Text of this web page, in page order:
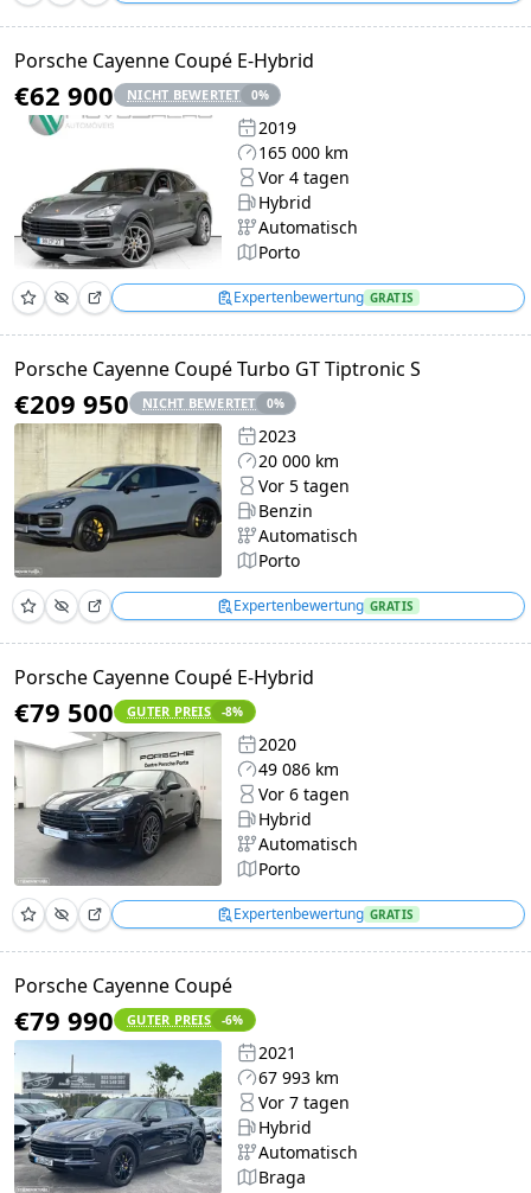
Porsche Cayenne Coupé E-Hybrid
€62 900 NICHT BEWERTET 0%
2019
165 000 km
Vor 4 tagen
Hybrid
Automatisch
Porto
Expertenbewertung GRATIS
Porsche Cayenne Coupé Turbo GT Tiptronic S
€209 950 NICHT BEWERTET 0%
2023
20 000 km
Vor 5 tagen
Benzin
Automatisch
Porto
Expertenbewertung GRATIS
Porsche Cayenne Coupé E-Hybrid
€79 500 GUTER PREIS -8%
2020
49 086 km
Vor 6 tagen
Hybrid
Automatisch
Porto
Expertenbewertung GRATIS
Porsche Cayenne Coupé
€79 990 GUTER PREIS -6%
2021
67 993 km
Vor 7 tagen
Hybrid
Automatisch
Braga